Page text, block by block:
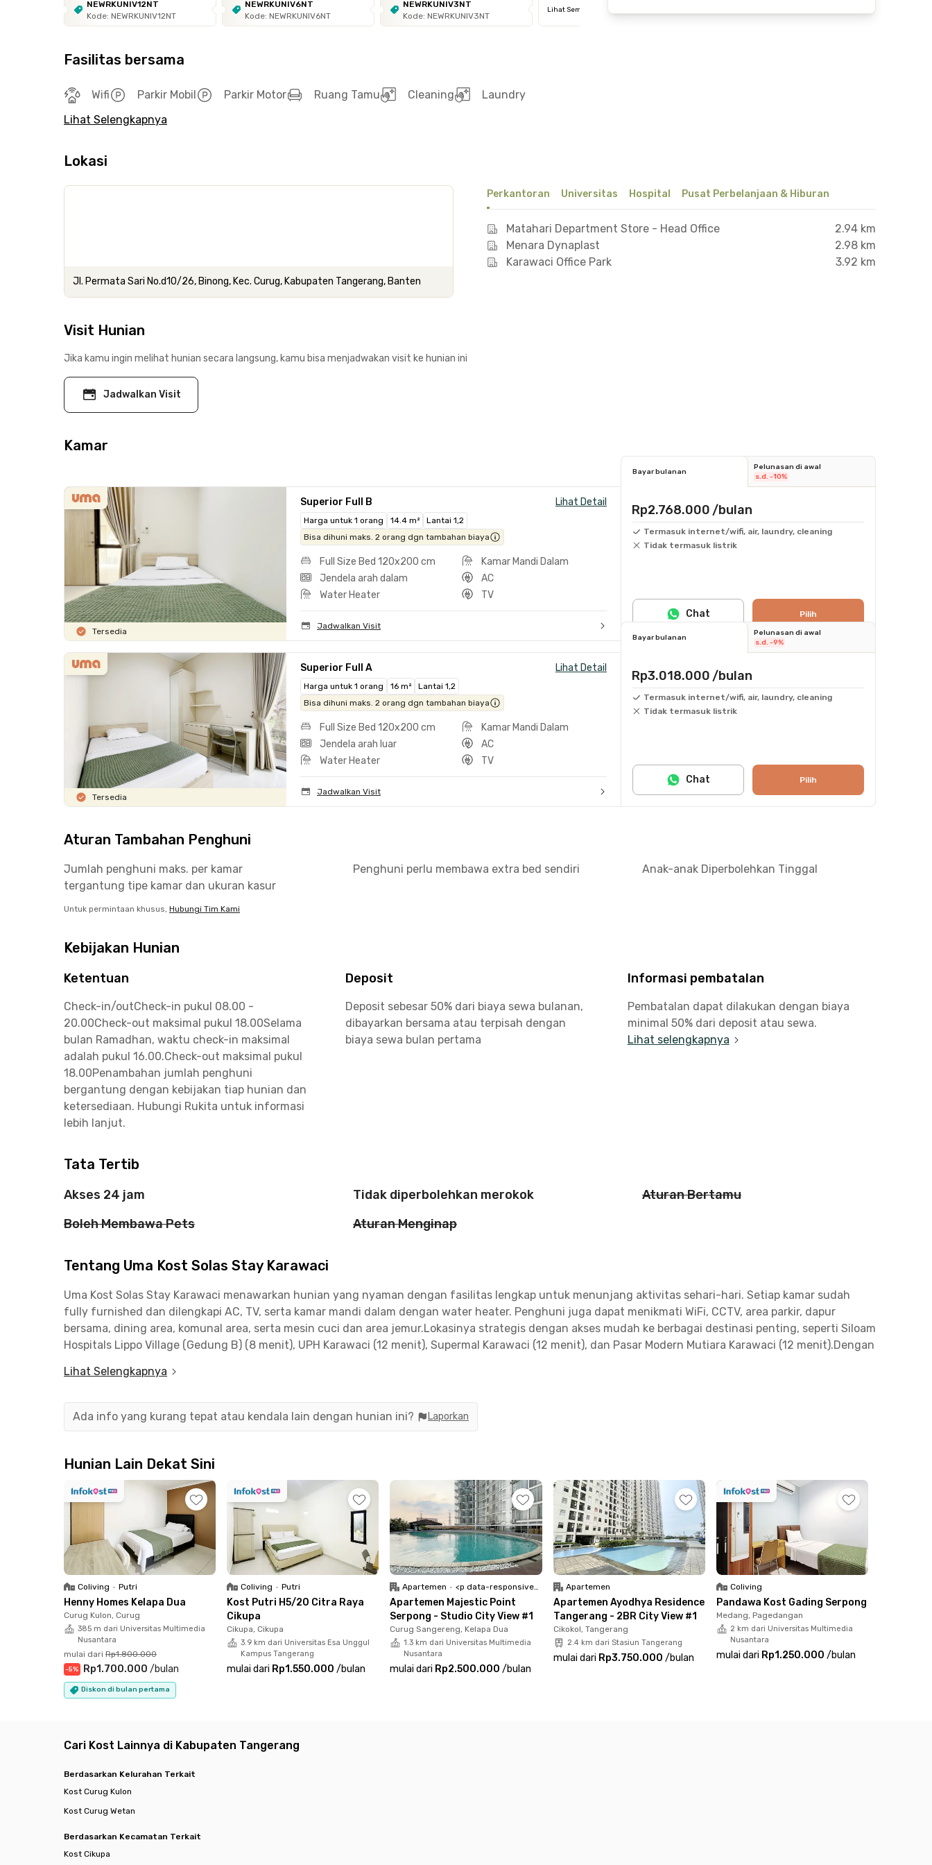
NEWRKUNIV12NT
Kode: NEWRKUNIV12NT
NEWRKUNIV6NT
Kode: NEWRKUNIV6NT
NEWRKUNIV3NT
Kode: NEWRKUNIV3NT
Lihat Semua
Fasilitas bersama
Wifi Parkir Mobil Parkir Motor Ruang Tamu Cleaning
Laundry
Lihat Selengkapnya
Lokasi
Jl. Permata Sari No.d10/26, Binong, Kec. Curug, Kabupaten Tangerang, Banten
Perkantoran Universitas Hospital Pusat Perbelanjaan & Hiburan
Matahari Department Store - Head Office
2.94 km
Menara Dynaplast
2.98 km
Karawaci Office Park
3.92 km
Visit Hunian
Jika kamu ingin melihat hunian secara langsung, kamu bisa menjadwakan visit ke hunian ini
Jadwalkan Visit
Kamar
Tersedia
Superior Full B Lihat Detail
Harga untuk 1 orang 14.4 m²
Lantai 1,2
Bisa dihuni maks. 2 orang dgn tambahan biaya
Full Size Bed 120x200 cm
Kamar Mandi Dalam
Jendela arah dalam
AC
Water Heater
TV
Jadwalkan Visit
Bayar bulanan
Pelunasan di awal
s.d. -10%
Rp2.768.000 /bulan
Termasuk internet/wifi, air, laundry, cleaning
Tidak termasuk listrik
Pilih
Chat
Tersedia
Superior Full A Lihat Detail
Harga untuk 1 orang 16 m²
Lantai 1,2
Bisa dihuni maks. 2 orang dgn tambahan biaya
Full Size Bed 120x200 cm
Kamar Mandi Dalam
Jendela arah luar
AC
Water Heater
TV
Jadwalkan Visit
Bayar bulanan
Pelunasan di awal
s.d. -9%
Rp3.018.000 /bulan
Termasuk internet/wifi, air, laundry, cleaning
Tidak termasuk listrik
Pilih
Chat
Aturan Tambahan Penghuni
Jumlah penghuni maks. per kamar
tergantung tipe kamar dan ukuran kasur
Penghuni perlu membawa extra bed sendiri Anak-anak Diperbolehkan Tinggal
Untuk permintaan khusus, Hubungi Tim Kami
Kebijakan Hunian
Ketentuan
Check-in/outCheck-in pukul 08.00 -
20.00Check-out maksimal pukul 18.00Selama
bulan Ramadhan, waktu check-in maksimal
adalah pukul 16.00.Check-out maksimal pukul
18.00Penambahan jumlah penghuni
bergantung dengan kebijakan tiap hunian dan
ketersediaan. Hubungi Rukita untuk informasi
lebih lanjut.
Deposit
Deposit sebesar 50% dari biaya sewa bulanan,
dibayarkan bersama atau terpisah dengan
biaya sewa bulan pertama
Informasi pembatalan
Pembatalan dapat dilakukan dengan biaya
minimal 50% dari deposit atau sewa.
Lihat selengkapnya
Tata Tertib
Akses 24 jam Tidak diperbolehkan merokok
Aturan Bertamu
Boleh Membawa Pets
Aturan Menginap
Tentang Uma Kost Solas Stay Karawaci
Uma Kost Solas Stay Karawaci menawarkan hunian yang nyaman dengan fasilitas lengkap untuk menunjang aktivitas sehari-hari. Setiap kamar sudah
fully furnished dan dilengkapi AC, TV, serta kamar mandi dalam dengan water heater. Penghuni juga dapat menikmati WiFi, CCTV, area parkir, dapur
bersama, dining area, komunal area, serta mesin cuci dan area jemur.Lokasinya strategis dengan akses mudah ke berbagai destinasi penting, seperti Siloam
Hospitals Lippo Village (Gedung B) (8 menit), UPH Karawaci (12 menit), Supermal Karawaci (12 menit), dan Pasar Modern Mutiara Karawaci (12 menit).Dengan
hunian nyaman di kawasan Karawaci.
Lihat Selengkapnya
Ada info yang kurang tepat atau kendala lain dengan hunian ini? Laporkan
Hunian Lain Dekat Sini
Coliving • Putri
Henny Homes Kelapa Dua
Curug Kulon, Curug
385 m dari Universitas Multimedia
Nusantara
mulai dari Rp1.800.000
-5% Rp1.700.000 /bulan
Diskon di bulan pertama
Coliving • Putri
Kost Putri H5/20 Citra Raya
Cikupa
Cikupa, Cikupa
3.9 km dari Universitas Esa Unggul
Kampus Tangerang
mulai dari Rp1.550.000 /bulan
Apartemen • <p data-responsive-font-size="paragraph">Unfurnish</p>
Apartemen Majestic Point
Serpong - Studio City View #1
Curug Sangereng, Kelapa Dua
1.3 km dari Universitas Multimedia
Nusantara
mulai dari Rp2.500.000 /bulan
Apartemen
Apartemen Ayodhya Residence
Tangerang - 2BR City View #1
Cikokol, Tangerang
2.4 km dari Stasiun Tangerang
mulai dari Rp3.750.000 /bulan
Coliving
Pandawa Kost Gading Serpong
Medang, Pagedangan
2 km dari Universitas Multimedia
Nusantara
mulai dari Rp1.250.000 /bulan
Cari Kost Lainnya di Kabupaten Tangerang
Berdasarkan Kelurahan Terkait
Kost Curug Kulon
Kost Curug Wetan
Berdasarkan Kecamatan Terkait
Kost Cikupa